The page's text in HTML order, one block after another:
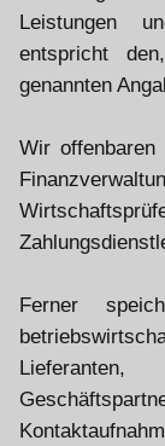
Leistungen
entspricht
genannten
Wir
Ferner